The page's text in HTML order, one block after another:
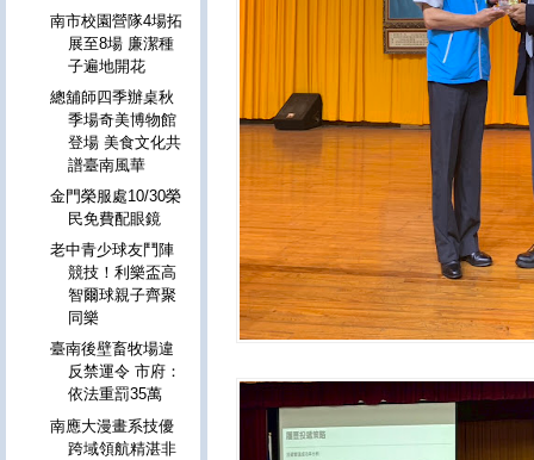
南市校園營隊4場拓
展至8場 廉潔種
子遍地開花
總舖師四季辦桌秋
季場奇美博物館
登場 美食文化共
譜臺南風華
金門榮服處10/30榮
民免費配眼鏡
老中青少球友鬥陣
競技！利樂盃高
智爾球親子齊聚
同樂
臺南後壁畜牧場違
反禁運令 市府：
依法重罰35萬
南應大漫畫系技優
跨域領航精湛非